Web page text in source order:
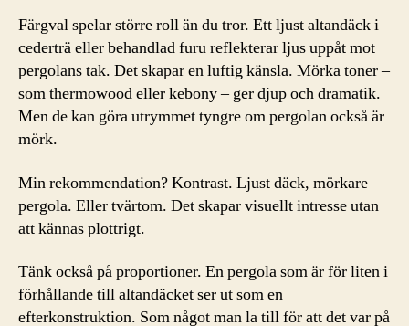
Färgval spelar större roll än du tror. Ett ljust altandäck i
cederträ eller behandlad furu reflekterar ljus uppåt mot
pergolans tak. Det skapar en luftig känsla. Mörka toner –
som thermowood eller kebony – ger djup och dramatik.
Men de kan göra utrymmet tyngre om pergolan också är
mörk.
Min rekommendation? Kontrast. Ljust däck, mörkare
pergola. Eller tvärtom. Det skapar visuellt intresse utan
att kännas plottrigt.
Tänk också på proportioner. En pergola som är för liten i
förhållande till altandäcket ser ut som en
efterkonstruktion. Som något man la till för att det var på